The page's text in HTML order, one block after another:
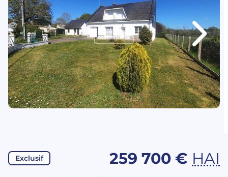
Exclusif 259 700 € HAI